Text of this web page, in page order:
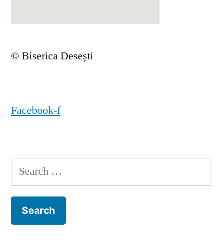
© Biserica Desești
Facebook-f
Search
for: